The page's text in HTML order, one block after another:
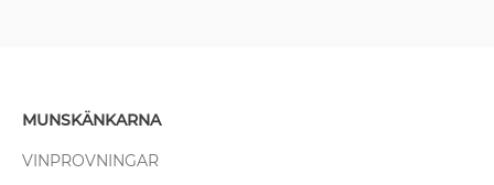
MUNSKÄNKARNA
VINPROVNINGAR